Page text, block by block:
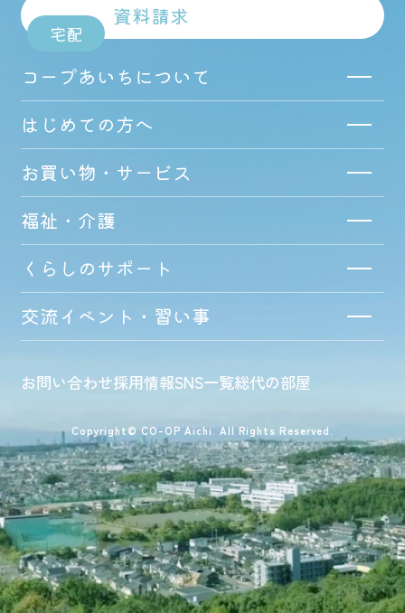
宅配
資料請求
コープあいちについて
はじめての方へ
お買い物・サービス
福祉・介護
くらしのサポート
交流イベント・習い事
お問い合わせ採用情報SNS一覧総代の部屋
Copyright© CO-OP Aichi. All Rights Reserved.